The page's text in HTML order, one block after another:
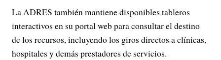
La ADRES también mantiene disponibles tableros
interactivos en su portal web para consultar el destino
de los recursos, incluyendo los giros directos a clínicas,
hospitales y demás prestadores de servicios.